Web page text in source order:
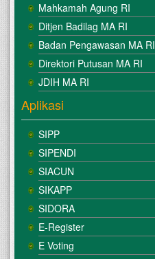
Mahkamah Agung RI
Ditjen Badilag MA RI
Badan Pengawasan MA RI
Direktori Putusan MA RI
JDIH MA RI
Aplikasi
SIPP
SIPENDI
SIACUN
SIKAPP
SIDORA
E-Register
E Voting